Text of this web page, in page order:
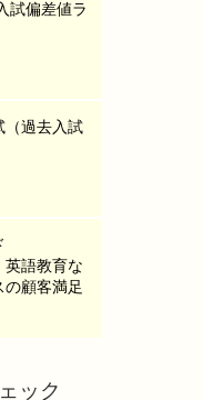
試偏差値ラ
（過去入試
英語教育な
の顧客満足
ック